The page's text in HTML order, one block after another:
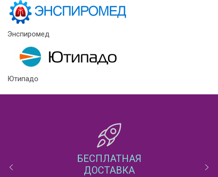
Энспиромед
Ютипадо
БЕСПЛАТНАЯ
ДОСТАВКА